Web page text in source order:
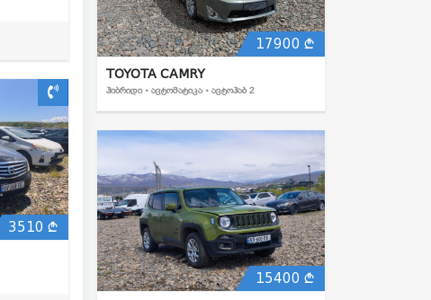
3510
17900
TOYOTA CAMRY
ᲰᲘᲑᲠᲘᲓᲘ • ᲐᲕᲢᲝᲛᲐᲢᲘᲙᲐ • ᲐᲕᲢᲝᲰᲐᲑ 2
15400